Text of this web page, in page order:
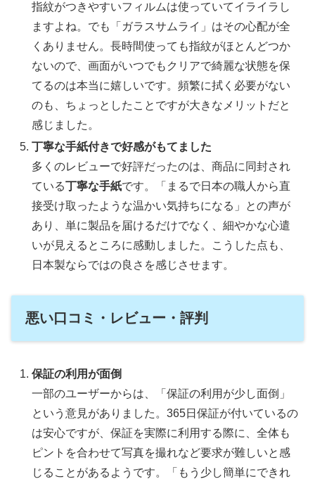
指紋がつきやすいフィルムは使っていてイライラし
ますよね。でも「ガラスサムライ」はその心配が全
くありません。長時間使っても指紋がほとんどつか
ないので、画面がいつでもクリアで綺麗な状態を保
てるのは本当に嬉しいです。頻繁に拭く必要がない
のも、ちょっとしたことですが大きなメリットだと
感じました。
丁寧な手紙付きで好感がもてました
多くのレビューで好評だったのは、商品に同封され
ている丁寧な手紙です。「まるで日本の職人から直
接受け取ったような温かい気持ちになる」との声が
あり、単に製品を届けるだけでなく、細やかな心遣
いが見えるところに感動しました。こうした点も、
日本製ならではの良さを感じさせます。
悪い口コミ・レビュー・評判
保証の利用が面倒
一部のユーザーからは、「保証の利用が少し面倒」
という意見がありました。365日保証が付いているの
は安心ですが、保証を実際に利用する際に、全体も
ピントを合わせて写真を撮れなど要求が難しいと感
じることがあるようです。「もう少し簡単にできれ